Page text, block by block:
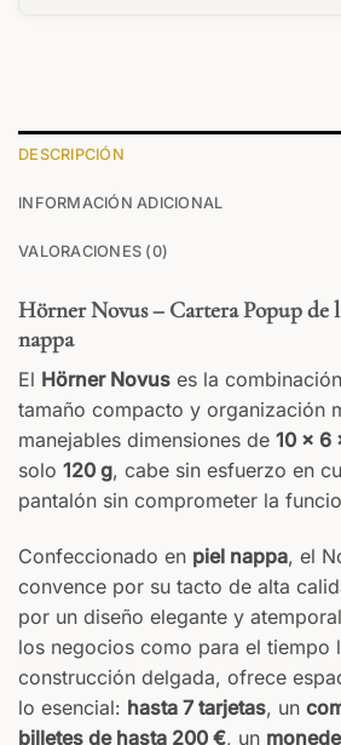
Su texto
DESCRIPCIÓN
INFORMACIÓN ADICIONAL
VALORACIONES (0)
Hörner Novus – Cartera Popup de
nappa
El Hörner Novus es la
tamaño compacto y organización
manejables dimensiones de 10 × 6
solo 120 g, cabe sin esfuerzo en
pantalón sin comprometer la
Confeccionado en piel nappa, el
convence por su tacto de alta
por un diseño elegante y
los negocios como para el tiempo
construcción delgada, ofrece
lo esencial: hasta 7 tarjetas, un
billetes de hasta 200 €, un